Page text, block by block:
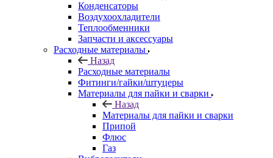
Конденсаторы
Воздухоохладители
Теплообменники
Запчасти и аксессуары
Расходные материалы
Назад
Расходные материалы
Фитинги/гайки/штуцеры
Материалы для пайки и сварки
Назад
Материалы для пайки и сварки
Припой
Флюс
Газ